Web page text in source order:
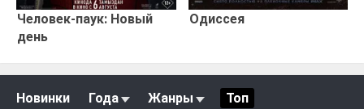
Человек-паук: Новый
день
Одиссея
Новинки Года Жанры Топ